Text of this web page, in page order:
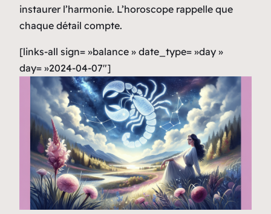
instaurer l’harmonie. L’horoscope rappelle que
chaque détail compte.
[links-all sign= »balance » date_type= »day »
day= »2024-04-07″]